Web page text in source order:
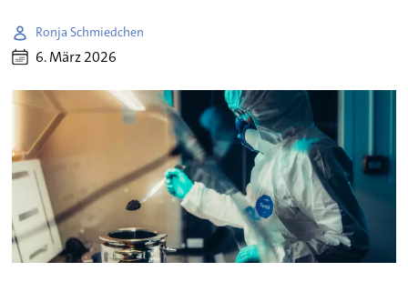
Ronja Schmiedchen
6. März 2026